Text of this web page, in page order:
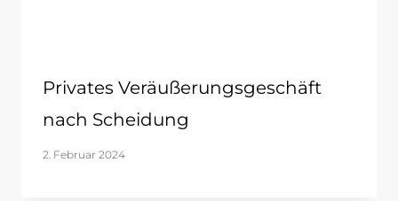
Privates Veräußerungsgeschäft
nach Scheidung
2. Februar 2024